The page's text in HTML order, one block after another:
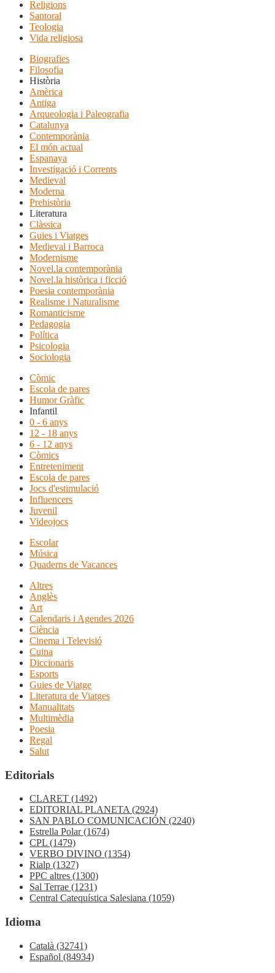
Religions
Santoral
Teologia
Vida religiosa
Biografies
Filosofia
Història
Amèrica
Antiga
Arqueologia i Paleografia
Catalunya
Contemporània
El món actual
Espanaya
Investigació i Corrents
Medieval
Moderna
Prehistòria
Literatura
Clàssica
Guies i Viatges
Medieval i Barroca
Modernisme
Novel.la contemporània
Novel.la històrica i ficció
Poesia contemporània
Realisme i Naturalisme
Romanticisme
Pedagogia
Política
Psicologia
Sociologia
Còmic
Escola de pares
Humor Gràfic
Infantil
0 - 6 anys
12 - 18 anys
6 - 12 anys
Còmics
Entreteniment
Escola de pares
Jocs d'estimulació
Influencers
Juvenil
Videojocs
Escolar
Música
Quaderns de Vacances
Altres
Anglès
Art
Calendaris i Agendes 2026
Ciència
Cinema i Televisió
Cuina
Diccionaris
Esports
Guies de Viatge
Literatura de Viatges
Manualitats
Multimèdia
Poesia
Regal
Salut
Editorials
CLARET (1492)
EDITORIAL PLANETA(2924)
SAN PABLO COMUNICACIÓN (2240)
Estrella Polar(1674)
CPL (1479)
VERBO DIVINO (1354)
Rialp (1327)
PPC altres (1300)
Sal Terrae (1231)
Central Catequística Salesiana (1059)
Idioma
Català (32741)
Español (84934)